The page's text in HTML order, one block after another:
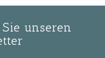
unseren